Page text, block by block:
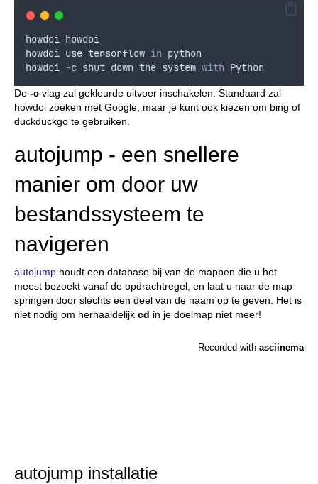
howdoi howdoi
howdoi use tensorflow in python
howdoi -c shut down the system with Python
De -c vlag zal gekleurde uitvoer inschakelen. Standaard zal
howdoi zoeken met Google, maar je kunt ook kiezen om bing of
duckduckgo te gebruiken.
autojump - een snellere
manier om door uw
bestandssysteem te
navigeren
autojump houdt een database bij van de mappen die u het
meest bezoekt vanaf de opdrachtregel, en laat u naar de map
springen door slechts een deel van de naam op te geven. Het is
niet nodig om herhaaldelijk cd in je doelmap niet meer!
autojump installatie